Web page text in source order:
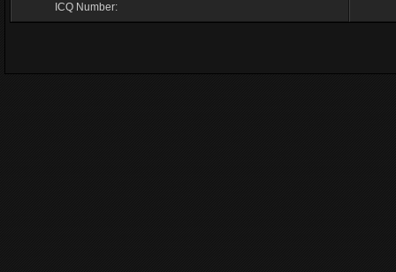
ICQ Number: